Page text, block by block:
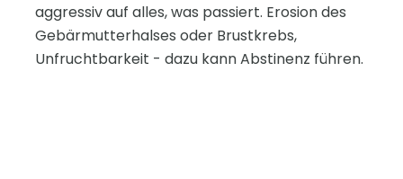
aggressiv auf alles, was passiert. Erosion des
Gebärmutterhalses oder Brustkrebs,
Unfruchtbarkeit - dazu kann Abstinenz führen.